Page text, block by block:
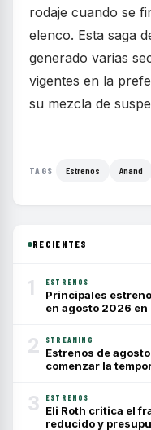
rodaje cuando se
elenco. Esta saga
generado varias
vigentes en la
su mezcla de
TAGS Estrenos Anand
RECIENTES
1 ESTRENOS
Principales
en agosto 2026
2 STREAMING
Estrenos de
comenzar la
3 ESTRENOS
Eli Roth critica el
reducido y